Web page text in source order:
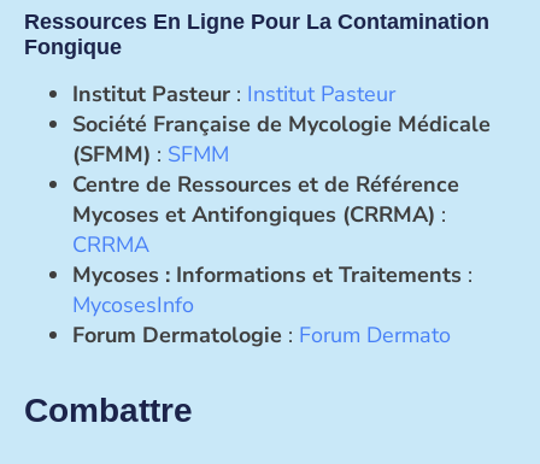
Combattre
Ressources En Ligne Pour La Contamination
Fongique
Institut Pasteur : Institut Pasteur
Société Française de Mycologie Médicale
(SFMM) : SFMM
Centre de Ressources et de Référence
Mycoses et Antifongiques (CRRMA) :
CRRMA
Mycoses : Informations et Traitements :
MycosesInfo
Forum Dermatologie : Forum Dermato